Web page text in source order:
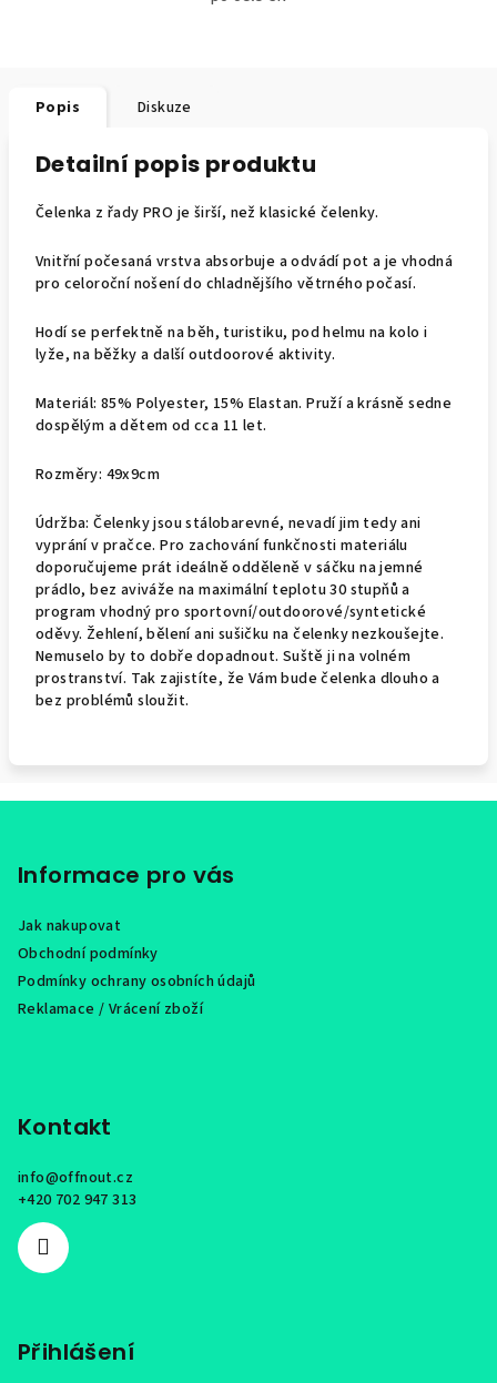
Popis Diskuze
Detailní popis produktu
Čelenka z řady PRO je širší, než klasické čelenky.
Vnitřní počesaná vrstva absorbuje a odvádí pot a je vhodná
pro celoroční nošení do chladnějšího větrného počasí.
Hodí se perfektně na běh, turistiku, pod helmu na kolo i
lyže, na běžky a další outdoorové aktivity.
Materiál: 85% Polyester, 15% Elastan. Pruží a krásně sedne
dospělým a dětem od cca 11 let.
Rozměry: 49x9cm
Údržba: Čelenky jsou stálobarevné, nevadí jim tedy ani
vyprání v pračce. Pro zachování funkčnosti materiálu
doporučujeme prát ideálně odděleně v sáčku na jemné
prádlo, bez aviváže na maximální teplotu 30 stupňů a
program vhodný pro sportovní/outdoorové/syntetické
oděvy. Žehlení, bělení ani sušičku na čelenky nezkoušejte.
Nemuselo by to dobře dopadnout. Suště ji na volném
prostranství. Tak zajistíte, že Vám bude čelenka dlouho a
bez problémů sloužit.
Informace pro vás
Jak nakupovat
Obchodní podmínky
Podmínky ochrany osobních údajů
Reklamace / Vrácení zboží
Kontakt
info@offnout.cz
+420 702 947 313
Přihlášení